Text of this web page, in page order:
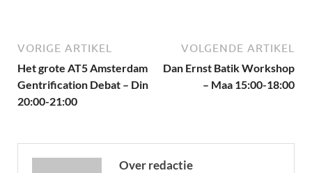
VORIGE ARTIKEL
Het grote AT5 Amsterdam
Gentrification Debat – Din
20:00-21:00
VOLGENDE ARTIKEL
Dan Ernst Batik Workshop
– Maa 15:00-18:00
Over redactie